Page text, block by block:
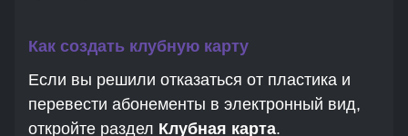
Как создать клубную карту
Если вы решили отказаться от пластика и
перевести абонементы в электронный вид,
откройте раздел Клубная карта.